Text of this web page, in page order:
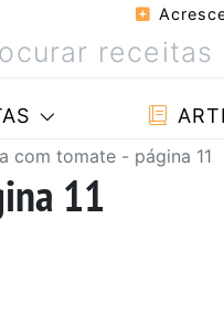
com tomate - página 11
11